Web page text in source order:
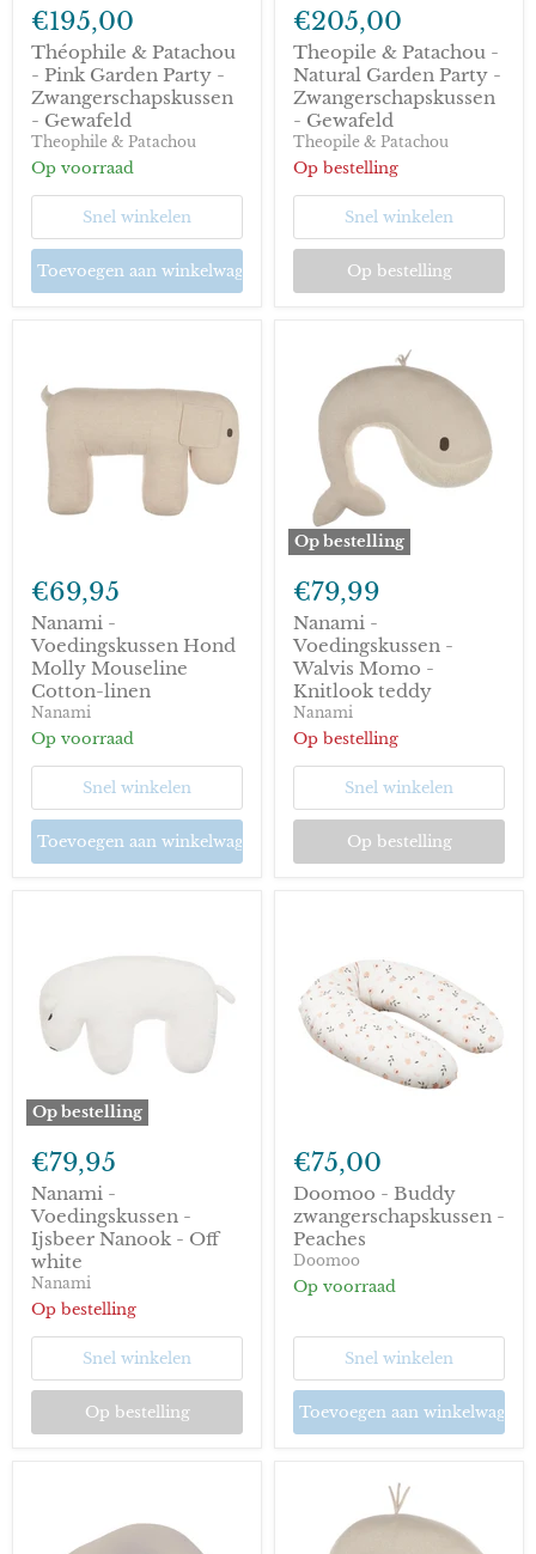
&
Patachou
-
Pink
Garden
Party
Zwangerschapskussen
-
Gewafeld
€195,00
Théophile & Patachou
- Pink Garden Party -
Zwangerschapskussen
- Gewafeld
Theophile & Patachou
Op voorraad
Snel winkelen
Toevoegen aan winkelwagen
&
Patachou
-
Natural
Garden
Party
Zwangerschapskussen
-
Gewafeld
€205,00
Theopile & Patachou -
Natural Garden Party -
Zwangerschapskussen
- Gewafeld
Theopile & Patachou
Op bestelling
Snel winkelen
Op bestelling
Voedingskussen
Hond
Molly
Mouseline
Cotton-
linen
€69,95
Nanami -
Voedingskussen Hond
Molly Mouseline
Cotton-linen
Nanami
Op voorraad
Snel winkelen
Toevoegen aan winkelwagen
Op bestelling
Voedingskussen
Walvis
Momo
Knitlook
teddy
€79,99
Nanami -
Voedingskussen -
Walvis Momo -
Knitlook teddy
Nanami
Op bestelling
Snel winkelen
Op bestelling
Op bestelling
Voedingskussen
Ijsbeer
Nanook
-
Off
white
€79,95
Nanami -
Voedingskussen -
Ijsbeer Nanook - Off
white
Nanami
Op bestelling
Snel winkelen
Op bestelling
Buddy
zwangerschapskussen
Peaches
€75,00
Doomoo - Buddy
zwangerschapskussen -
Peaches
Doomoo
Op voorraad
Snel winkelen
Toevoegen aan winkelwagen